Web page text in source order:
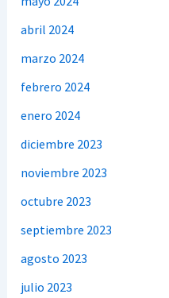
abril 2024
marzo 2024
febrero 2024
enero 2024
diciembre 2023
noviembre 2023
octubre 2023
septiembre 2023
agosto 2023
julio 2023